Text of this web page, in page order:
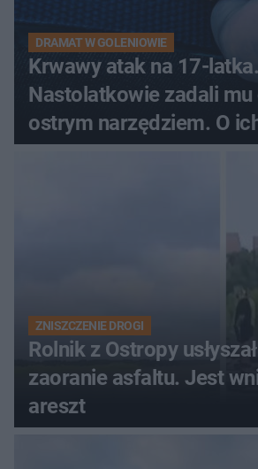
DRAMAT W GOLENIOWIE
Krwawy atak na 17-latka.
Nastolatkowie zadali
ostrym narzędziem. O
zdecyduje sąd rodzinny
ZNISZCZENIE DROGI
Rolnik z Ostropy
zaoranie asfaltu. Jest
areszt